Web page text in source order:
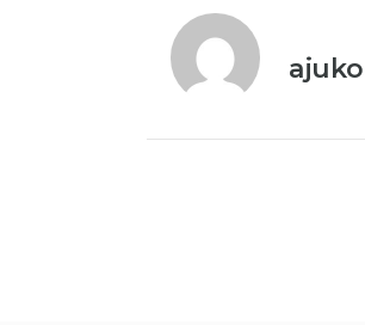
ajuko